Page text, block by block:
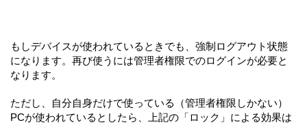
もしデバイスが使われているときでも、強制ログアウト状態
になります。再び使うには管理者権限でのログインが必要と
なります。
ただし、自分自身だけで使っている（管理者権限しかない）
PCが使われているとしたら、上記の「ロック」による効果は